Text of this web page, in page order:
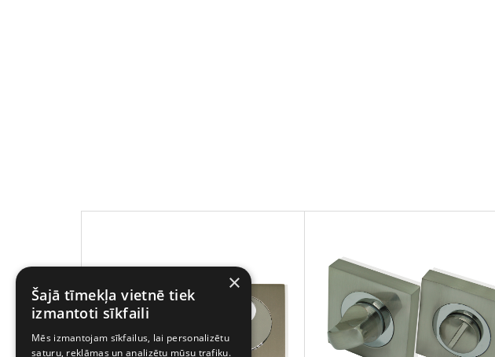
×
Šajā tīmekļa vietnē tiek
izmantoti sīkfaili
Mēs izmantojam sīkfailus, lai personalizētu
saturu, reklāmas un analizētu mūsu trafiku.